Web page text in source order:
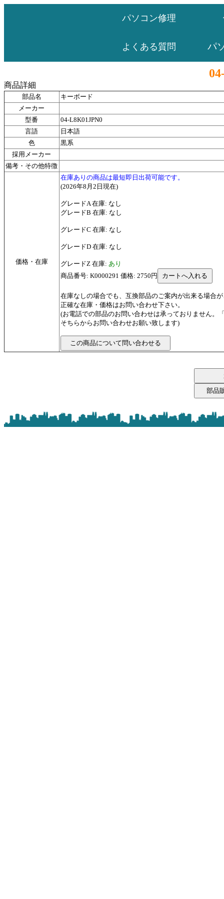
パソコン修理
よくある質問 パ
商品詳細
部品名
キーボード
メーカー
型番
04-L8K01JPN0
言語
日本語
色
黒系
採用メーカー
備考・その他特徴
価格・在庫
在庫ありの商品は最短即日出荷可能です。
(2026年8月2日現在)
グレードA 在庫: なし
グレードB 在庫: なし
グレードC 在庫: なし
グレードD 在庫: なし
グレードZ 在庫: あり
商品番号: K0000291 価格: 2750円
在庫なしの場合でも、互換部品のご案内が出来る場合
正確な在庫・価格はお問い合わせ下さい。
(お電話での部品のお問い合わせは承っておりません。
そちらからお問い合わせお願い致します)